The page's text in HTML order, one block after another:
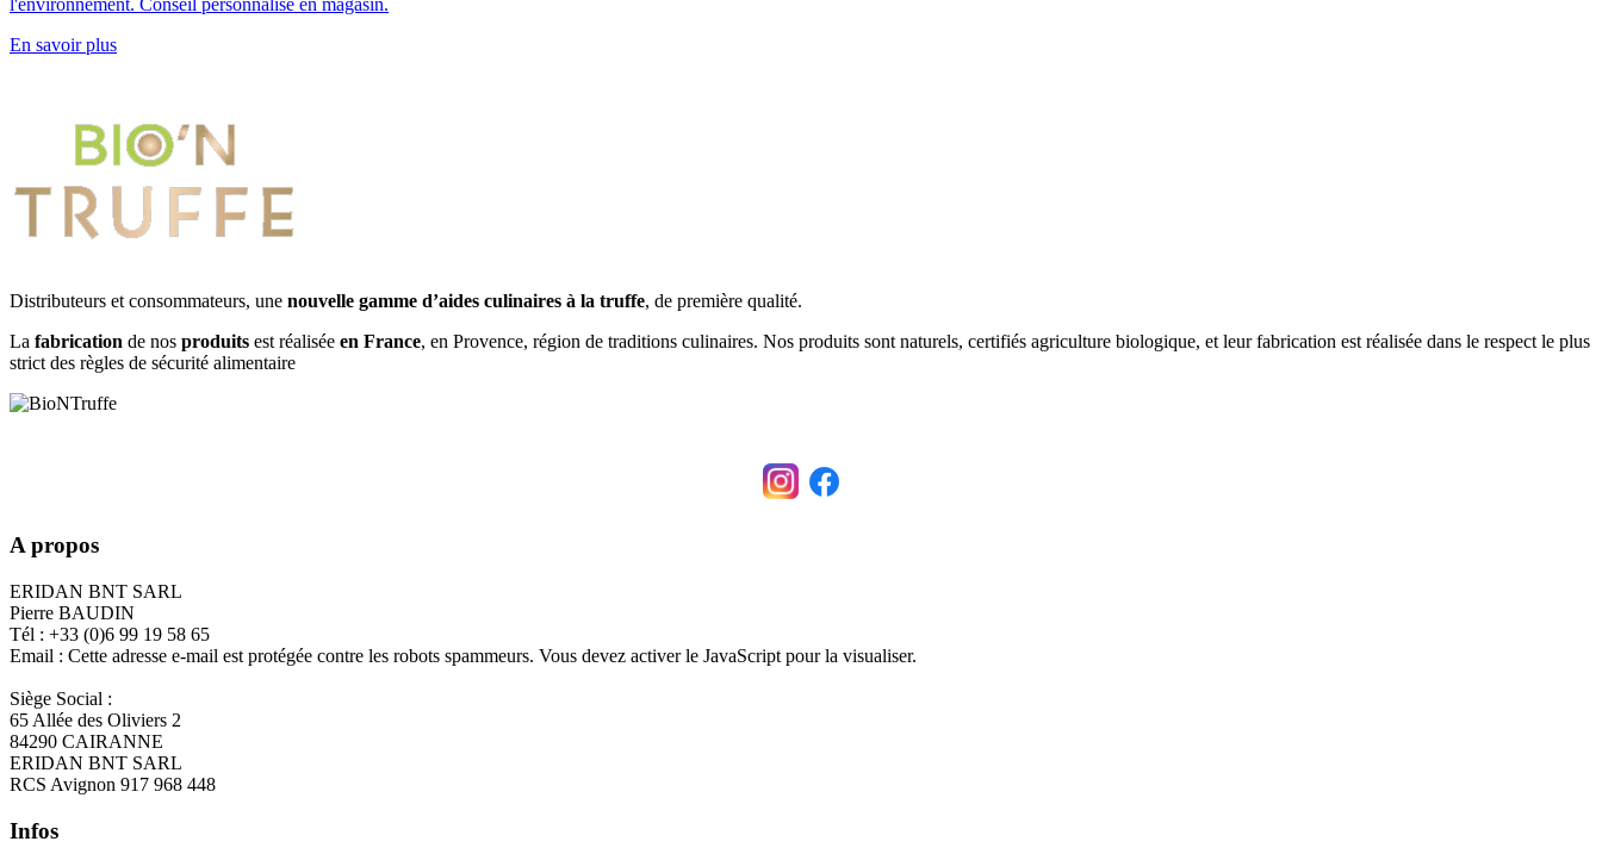
En savoir plus
Distributeurs et consommateurs, une nouvelle gamme d’aides culinaires à la truffe, de première qualité.
La fabrication de nos produits est réalisée en France, en Provence, région de traditions culinaires. Nos produits sont naturels, certifiés agriculture biologique, et leur fabrication est réalisée dans le respect le plus
strict des règles de sécurité alimentaire
A propos
ERIDAN BNT SARL
Pierre BAUDIN
Tél : +33 (0)6 99 19 58 65
Email : Cette adresse e-mail est protégée contre les robots spammeurs. Vous devez activer le JavaScript pour la visualiser.
Siège Social :
65 Allée des Oliviers 2
84290 CAIRANNE
ERIDAN BNT SARL
RCS Avignon 917 968 448
Infos